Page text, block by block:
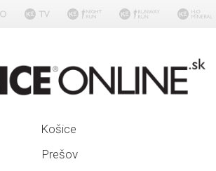
Košice
Prešov